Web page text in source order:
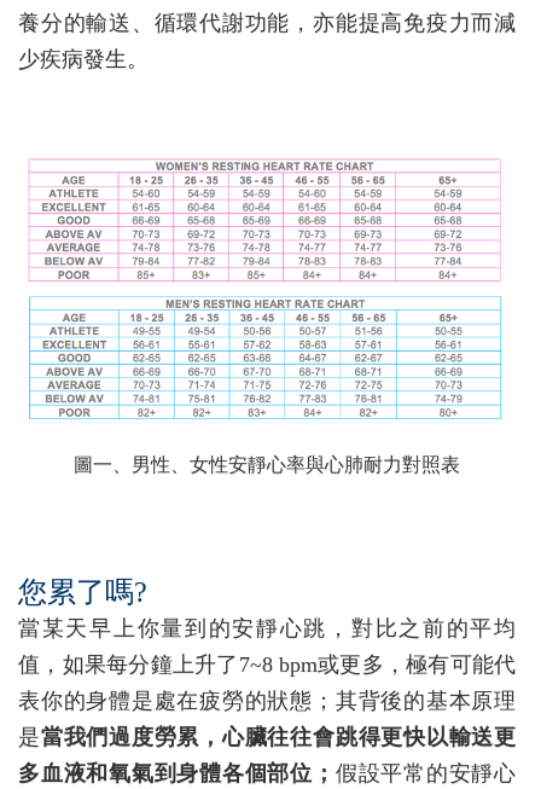
養分的輸送、循環代謝功能，亦能提高免疫力而減
少疾病發生。
圖一、男性、女性安靜心率與心肺耐力對照表
您累了嗎?
當某天早上你量到的安靜心跳，對比之前的平均
值，如果每分鐘上升了7~8 bpm或更多，極有可能代
表你的身體是處在疲勞的狀態；其背後的基本原理
是當我們過度勞累，心臟往往會跳得更快以輸送更
多血液和氧氣到身體各個部位； 假設平常的安靜心